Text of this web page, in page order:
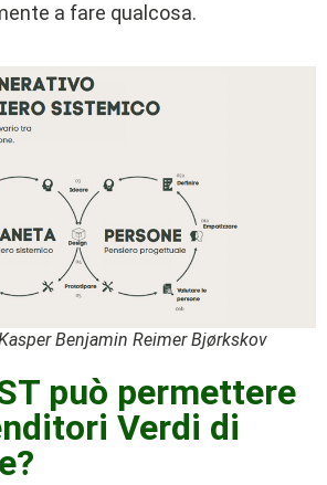
a fare qualcosa.
Benjamin Reimer Bjørkskov
può permettere
Verdi di